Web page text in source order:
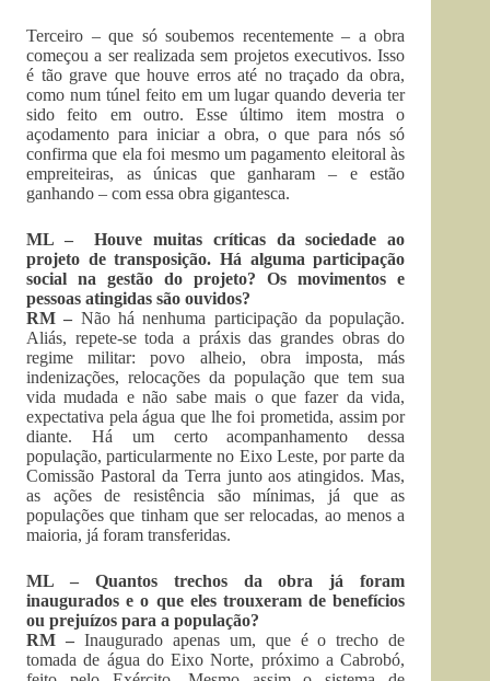
Terceiro – que só soubemos recentemente – a obra
começou a ser realizada sem projetos executivos. Isso
é tão grave que houve erros até no traçado da obra,
como num túnel feito em um lugar quando deveria ter
sido feito em outro. Esse último item mostra o
açodamento para iniciar a obra, o que para nós só
confirma que ela foi mesmo um pagamento eleitoral às
empreiteiras, as únicas que ganharam – e estão
ganhando – com essa obra gigantesca.
ML – Houve muitas críticas da sociedade ao
projeto de transposição. Há alguma participação
social na gestão do projeto? Os movimentos e
pessoas atingidas são ouvidos?
RM – Não há nenhuma participação da população.
Aliás, repete-se toda a práxis das grandes obras do
regime militar: povo alheio, obra imposta, más
indenizações, relocações da população que tem sua
vida mudada e não sabe mais o que fazer da vida,
expectativa pela água que lhe foi prometida, assim por
diante. Há um certo acompanhamento dessa
população, particularmente no Eixo Leste, por parte da
Comissão Pastoral da Terra junto aos atingidos. Mas,
as ações de resistência são mínimas, já que as
populações que tinham que ser relocadas, ao menos a
maioria, já foram transferidas.
ML – Quantos trechos da obra já foram
inaugurados e o que eles trouxeram de benefícios
ou prejuízos para a população?
RM – Inaugurado apenas um, que é o trecho de
tomada de água do Eixo Norte, próximo a Cabrobó,